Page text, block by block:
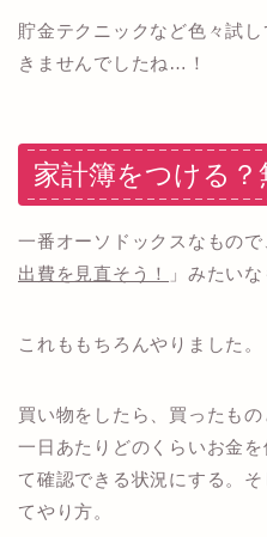
貯金テクニックなど色々試
きませんでしたね…！
家計簿をつける？
一番オーソドックスなもの
出費を見直そう！
」みたい
これももちろんやりました。
買い物をしたら、買ったも
一日あたりどのくらいお金
て確認できる状況にする。
てやり方。